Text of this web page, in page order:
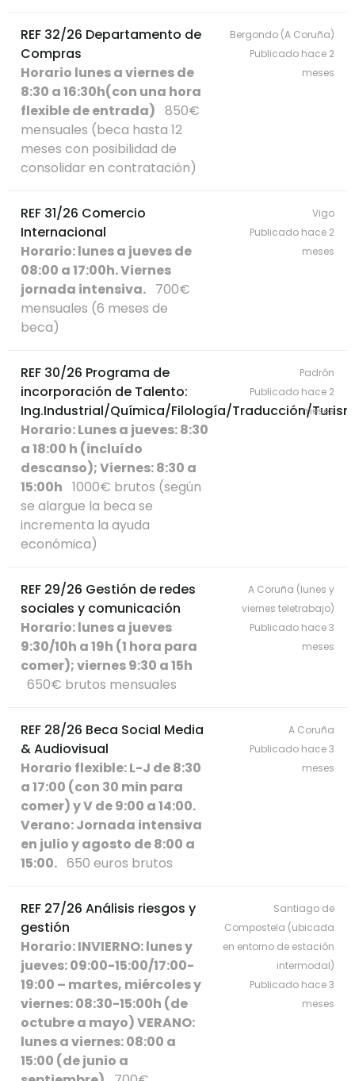
REF 32/26 Departamento de
Compras
Horario lunes a viernes de
8:30 a 16:30h(con una hora
flexible de entrada) 850€
mensuales (beca hasta 12
meses con posibilidad de
consolidar en contratación)
Bergondo (A Coruña)
Publicado hace 2
meses
REF 31/26 Comercio
Internacional
Horario: lunes a jueves de
08:00 a 17:00h. Viernes
jornada intensiva. 700€
mensuales (6 meses de
beca)
Vigo
Publicado hace 2
meses
REF 30/26 Programa de
incorporación de Talento:
Ing.Industrial/Química/Filología/Traducción/
Horario: Lunes a jueves: 8:30
a 18:00 h (incluído
descanso); Viernes: 8:30 a
15:00h 1000€ brutos (según
se alargue la beca se
incrementa la ayuda
económica)
Padrón
Publicado hace 2
meses
REF 29/26 Gestión de redes
sociales y comunicación
Horario: lunes a jueves
9:30/10h a 19h (1 hora para
comer); viernes 9:30 a 15h
650€ brutos mensuales
A Coruña (lunes y
viernes teletrabajo)
Publicado hace 3
meses
REF 28/26 Beca Social Media
& Audiovisual
Horario flexible: L-J de 8:30
a 17:00 (con 30 min para
comer) y V de 9:00 a 14:00.
Verano: Jornada intensiva
en julio y agosto de 8:00 a
15:00. 650 euros brutos
A Coruña
Publicado hace 3
meses
REF 27/26 Análisis riesgos y
gestión
Horario: INVIERNO: lunes y
jueves: 09:00-15:00/17:00-
19:00 – martes, miércoles y
viernes: 08:30-15:00h (de
octubre a mayo) VERANO:
lunes a viernes: 08:00 a
15:00 (de junio a
Santiago de
Compostela (ubicada
en entorno de estación
intermodal)
Publicado hace 3
meses